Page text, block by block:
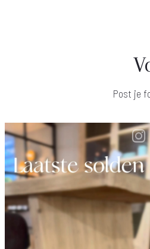
Post je